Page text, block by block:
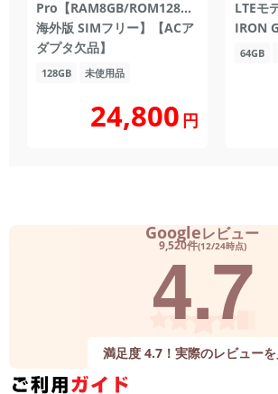
Pro【RAM8GB/ROM128GB/
海外版 SIMフリー】【ACア
ダプタ欠品】
128GB 未使用品
24,800円
LTEモ
IRON
64GB
Googleレビュー
9,520件(12/24時点)
4.7
満足度 4.7！実際のレビュー